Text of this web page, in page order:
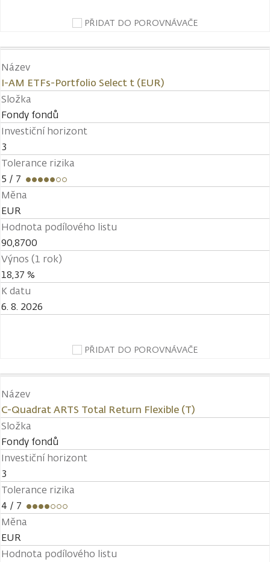
PŘIDAT DO POROVNÁVAČE
Název
I-AM ETFs-Portfolio Select t (EUR)
Složka
Fondy fondů
Investiční horizont
3
Tolerance rizika
5 / 7
Měna
EUR
Hodnota podílového listu
90,8700
Výnos (1 rok)
18,37 %
K datu
6. 8. 2026
PŘIDAT DO POROVNÁVAČE
Název
C-Quadrat ARTS Total Return Flexible (T)
Složka
Fondy fondů
Investiční horizont
3
Tolerance rizika
4 / 7
Měna
EUR
Hodnota podílového listu